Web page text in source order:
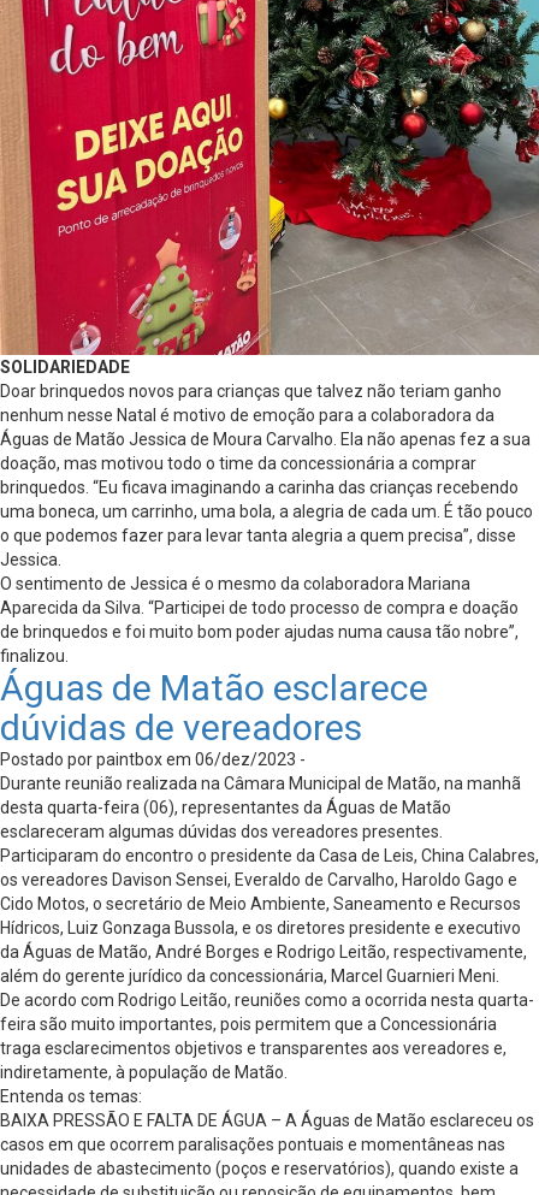
SOLIDARIEDADE
Doar brinquedos novos para crianças que talvez não teriam ganho
nenhum nesse Natal é motivo de emoção para a colaboradora da
Águas de Matão Jessica de Moura Carvalho. Ela não apenas fez a sua
doação, mas motivou todo o time da concessionária a comprar
brinquedos. “Eu ficava imaginando a carinha das crianças recebendo
uma boneca, um carrinho, uma bola, a alegria de cada um. É tão pouco
o que podemos fazer para levar tanta alegria a quem precisa”, disse
Jessica.
O sentimento de Jessica é o mesmo da colaboradora Mariana
Aparecida da Silva. “Participei de todo processo de compra e doação
de brinquedos e foi muito bom poder ajudas numa causa tão nobre”,
finalizou.
Águas de Matão esclarece
dúvidas de vereadores
Postado por paintbox em 06/dez/2023 -
Durante reunião realizada na Câmara Municipal de Matão, na manhã
desta quarta-feira (06), representantes da Águas de Matão
esclareceram algumas dúvidas dos vereadores presentes.
Participaram do encontro o presidente da Casa de Leis, China Calabres,
os vereadores Davison Sensei, Everaldo de Carvalho, Haroldo Gago e
Cido Motos, o secretário de Meio Ambiente, Saneamento e Recursos
Hídricos, Luiz Gonzaga Bussola, e os diretores presidente e executivo
da Águas de Matão, André Borges e Rodrigo Leitão, respectivamente,
além do gerente jurídico da concessionária, Marcel Guarnieri Meni.
De acordo com Rodrigo Leitão, reuniões como a ocorrida nesta quarta-
feira são muito importantes, pois permitem que a Concessionária
traga esclarecimentos objetivos e transparentes aos vereadores e,
indiretamente, à população de Matão.
Entenda os temas:
BAIXA PRESSÃO E FALTA DE ÁGUA – A Águas de Matão esclareceu os
casos em que ocorrem paralisações pontuais e momentâneas nas
unidades de abastecimento (poços e reservatórios), quando existe a